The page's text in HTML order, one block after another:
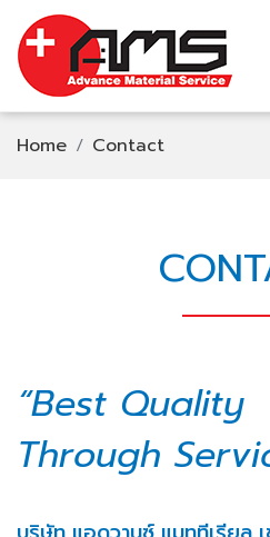
Home Contact
“Best Quality
Through